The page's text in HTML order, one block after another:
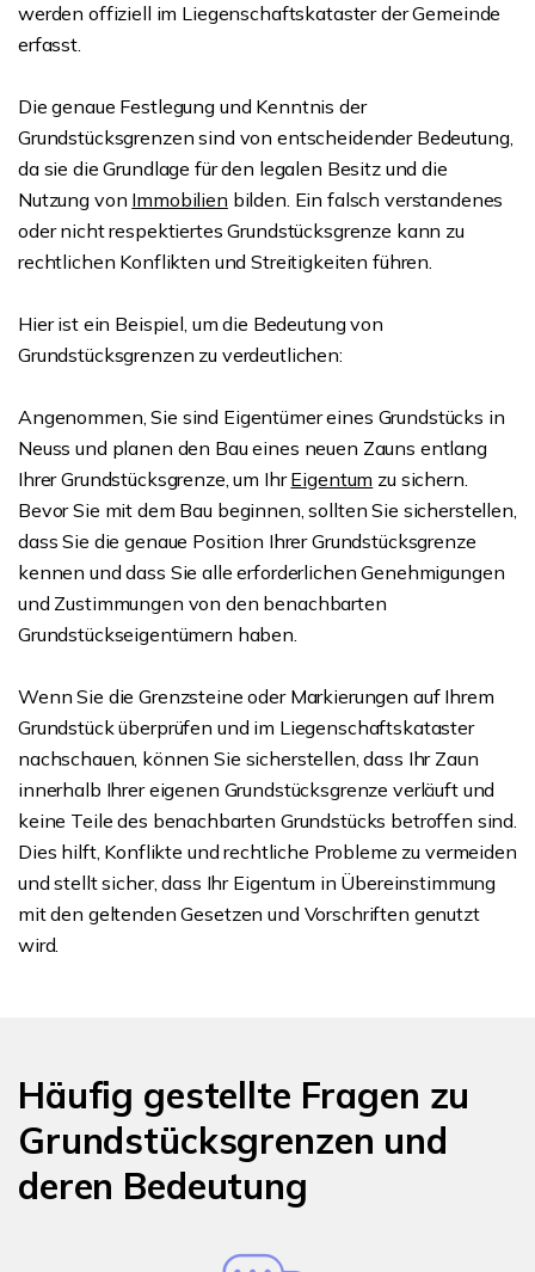
werden offiziell im Liegenschaftskataster der Gemeinde
erfasst.
Die genaue Festlegung und Kenntnis der
Grundstücksgrenzen sind von entscheidender Bedeutung,
da sie die Grundlage für den legalen Besitz und die
Nutzung von Immobilien bilden. Ein falsch verstandenes
oder nicht respektiertes Grundstücksgrenze kann zu
rechtlichen Konflikten und Streitigkeiten führen.
Hier ist ein Beispiel, um die Bedeutung von
Grundstücksgrenzen zu verdeutlichen:
Angenommen, Sie sind Eigentümer eines Grundstücks in
Neuss und planen den Bau eines neuen Zauns entlang
Ihrer Grundstücksgrenze, um IhrEigentum zu sichern.
Bevor Sie mit dem Bau beginnen, sollten Sie sicherstellen,
dass Sie die genaue Position Ihrer Grundstücksgrenze
kennen und dass Sie alle erforderlichen Genehmigungen
und Zustimmungen von den benachbarten
Grundstückseigentümern haben.
Wenn Sie die Grenzsteine oder Markierungen auf Ihrem
Grundstück überprüfen und im Liegenschaftskataster
nachschauen, können Sie sicherstellen, dass Ihr Zaun
innerhalb Ihrer eigenen Grundstücksgrenze verläuft und
keine Teile des benachbarten Grundstücks betroffen sind.
Dies hilft, Konflikte und rechtliche Probleme zu vermeiden
und stellt sicher, dass Ihr Eigentum in Übereinstimmung
mit den geltenden Gesetzen und Vorschriften genutzt
wird.
Häufig gestellte Fragen zu
Grundstücksgrenzen und
deren Bedeutung